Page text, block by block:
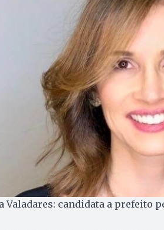
Valadares: candidata a prefeito